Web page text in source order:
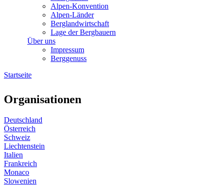
Alpen-Konvention
Alpen-Länder
Berglandwirtschaft
Lage der Bergbauern
Über uns
Impressum
Berggenuss
Startseite
Organisationen
Deutschland
Österreich
Schweiz
Liechtenstein
Italien
Frankreich
Monaco
Slowenien